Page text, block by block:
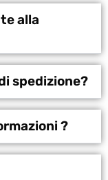
alla
spedizione?
?